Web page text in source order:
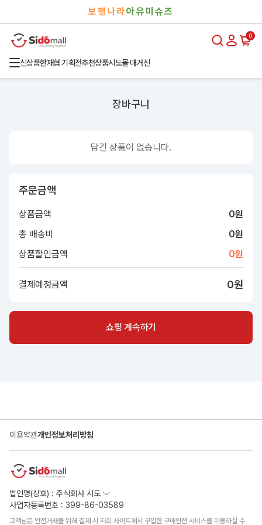
보행나라아유미슈즈
0
신상품한재협 기획전추천상품시도몰 매거진
장바구니
담긴 상품이 없습니다.
주문금액
상품금액 0원
총 배송비
0원
상품할인금액
0원
결제예정금액 0원
쇼핑 계속하기
이용약관개인정보처리방침
법인명(상호) : 주식회사 시도
사업자등록번호 : 399-86-03589
고객님은 안전거래를 위해 결제 시 저희 사이트에서 구입한 구매안전 서비스를 이용하실 수